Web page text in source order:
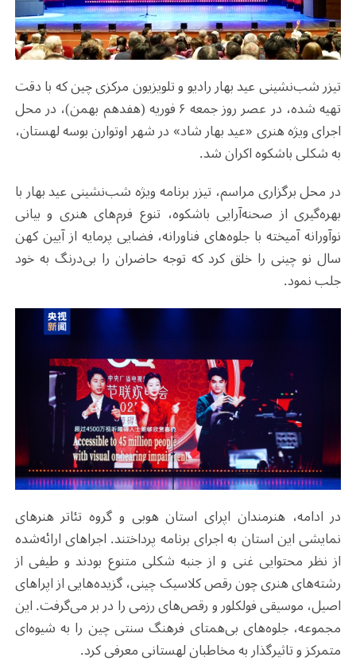
تیزر شب‌نشینی عید بهار رادیو و تلویزیون مرکزی چین که با دقت
تهیه شده، در عصر روز جمعه ۶ فوریه (هفدهم بهمن)، در محل
اجرای ویژه هنری «عید بهار شاد» در شهر اوتوارن بوسه لهستان،
به شکلی باشکوه اکران شد.
در محل برگزاری مراسم، تیزر برنامه ویژه شب‌نشینی عید بهار با
بهره‌گیری از صحنه‌آرایی باشکوه، تنوع فرم‌های هنری و بیانی
نوآورانه آمیخته با جلوه‌های فناورانه، فضایی پرمایه از آیین کهن
سال نو چینی را خلق کرد که توجه حاضران را بی‌درنگ به خود
جلب نمود.
در ادامه، هنرمندان اپرای استان هوبی و گروه تئاتر هنرهای
نمایشی این استان به اجرای برنامه پرداختند. اجراهای ارائه‌شده
از نظر محتوایی غنی و از جنبه‌ شکلی متنوع بودند و طیفی از
رشته‌های هنری چون رقص کلاسیک چینی، گزیده‌هایی از اپراهای
اصیل، موسیقی فولکلور و رقص‌های رزمی را در بر می‌گرفت. این
مجموعه، جلوه‌های بی‌همتای فرهنگ سنتی چین را به شیوه‌ای
متمرکز و تاثیرگذار به مخاطبان لهستانی معرفی کرد.